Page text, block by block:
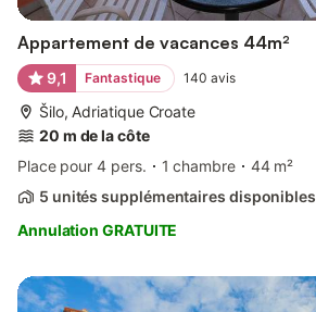
Appartement de vacances 44m²
9,1 Fantastique 140 avis
Šilo, Adriatique Croate
20 m de la côte
Place pour 4 pers.
1 chambre
44 m²
5 unités supplémentaires disponibles
Annulation GRATUITE